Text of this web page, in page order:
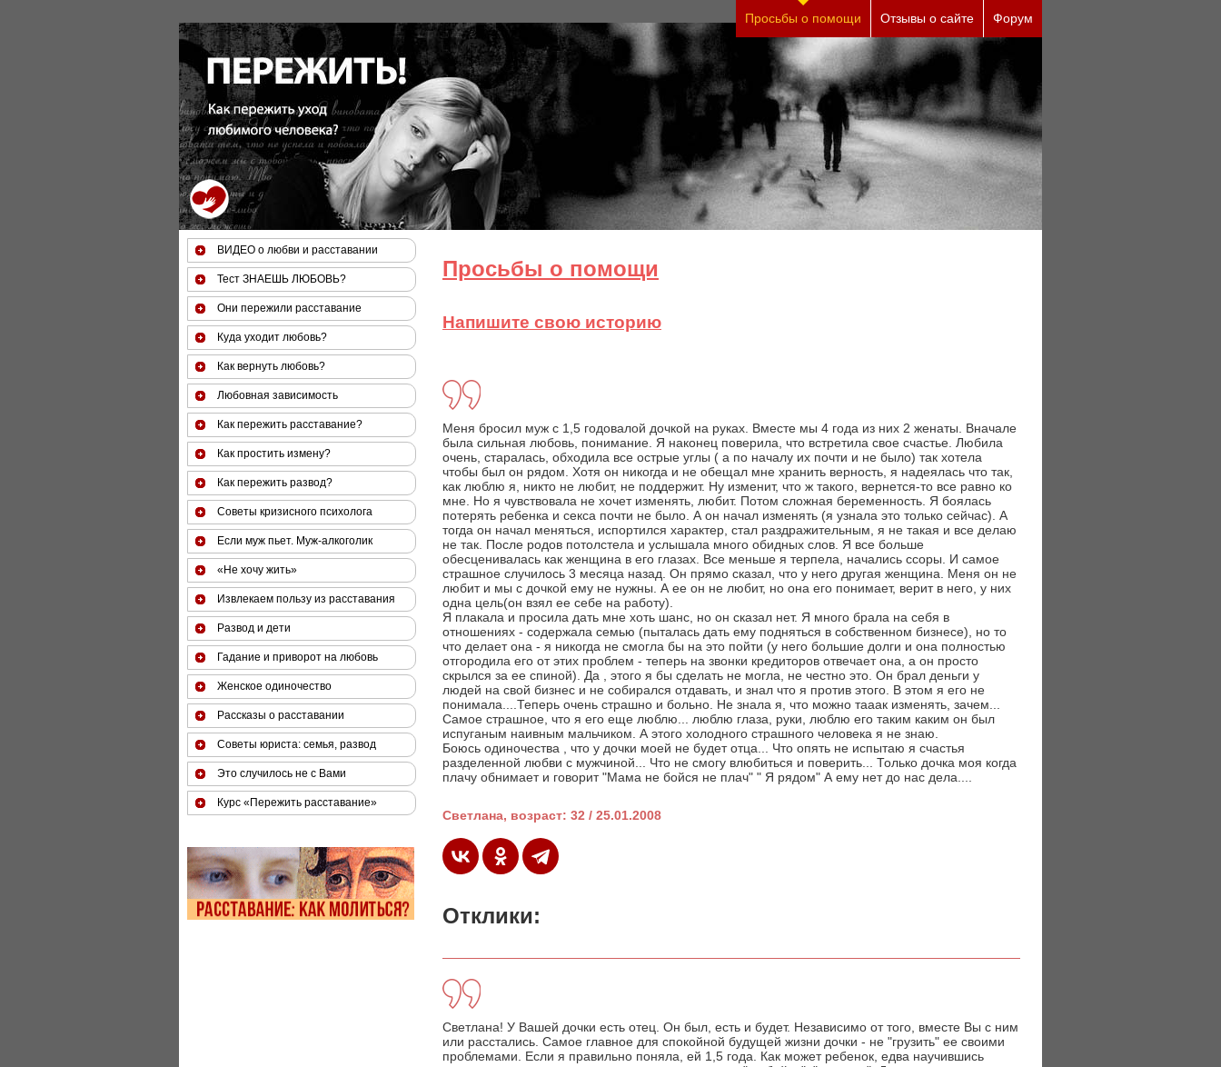
За 50 минут Вы можете оценить тяжесть своего состояния и его психологические причины (бесплатно)
Просьбы о помощи Отзывы о сайте Форум
Просьбы о помощи
Напишите свою историю
Меня бросил муж с 1,5 годовалой дочкой на руках. Вместе мы 4 года из них 2 женаты. Вначале
была сильная любовь, понимание. Я наконец поверила, что встретила свое счастье. Любила
очень, старалась, обходила все острые углы ( а по началу их почти и не было) так хотела
чтобы был он рядом. Хотя он никогда и не обещал мне хранить верность, я надеялась что так,
как люблю я, никто не любит, не поддержит. Ну изменит, что ж такого, вернется-то все равно ко
мне. Но я чувствовала не хочет изменять, любит. Потом сложная беременность. Я боялась
потерять ребенка и секса почти не было. А он начал изменять (я узнала это только сейчас). А
тогда он начал меняться, испортился характер, стал раздражительным, я не такая и все делаю
не так. После родов потолстела и услышала много обидных слов. Я все больше
обесценивалась как женщина в его глазах. Все меньше я терпела, начались ссоры. И самое
страшное случилось 3 месяца назад. Он прямо сказал, что у него другая женщина. Меня он не
любит и мы с дочкой ему не нужны. А ее он не любит, но она его понимает, верит в него, у них
одна цель(он взял ее себе на работу).
Я плакала и просила дать мне хоть шанс, но он сказал нет. Я много брала на себя в
отношениях - содержала семью (пыталась дать ему подняться в собственном бизнесе), но то
что делает она - я никогда не смогла бы на это пойти (у него большие долги и она полностью
отгородила его от этих проблем - теперь на звонки кредиторов отвечает она, а он просто
скрылся за ее спиной). Да , этого я бы сделать не могла, не честно это. Он брал деньги у
людей на свой бизнес и не собирался отдавать, и знал что я против этого. В этом я его не
понимала....Теперь очень страшно и больно. Не знала я, что можно тааак изменять, зачем...
Самое страшное, что я его еще люблю... люблю глаза, руки, люблю его таким каким он был
испуганым наивным мальчиком. А этого холодного страшного человека я не знаю.
Боюсь одиночества , что у дочки моей не будет отца... Что опять не испытаю я счастья
разделенной любви с мужчиной... Что не смогу влюбиться и поверить... Только дочка моя когда
плачу обнимает и говорит "Мама не бойся не плач" " Я рядом" А ему нет до нас дела....
Светлана, возраст: 32 / 25.01.2008
Отклики:
Светлана! У Вашей дочки есть отец. Он был, есть и будет. Независимо от того, вместе Вы с ним
или расстались. Самое главное для спокойной будущей жизни дочки - не "грузить" ее своими
проблемами. Если я правильно поняла, ей 1,5 года. Как может ребенок, едва научившись
ВИДЕО о любви и расставании
Тест ЗНАЕШЬ ЛЮБОВЬ?
Они пережили расставание
Куда уходит любовь?
Как вернуть любовь?
Любовная зависимость
Как пережить расставание?
Как простить измену?
Как пережить развод?
Советы кризисного психолога
Если муж пьет. Муж-алкоголик
«Не хочу жить»
Извлекаем пользу из расставания
Развод и дети
Гадание и приворот на любовь
Женское одиночество
Рассказы о расставании
Советы юриста: семья, развод
Это случилось не с Вами
Курс «Пережить расставание»